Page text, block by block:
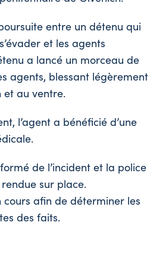
entre un détenu qui
et les agents
a lancé un morceau de
agents, blessant légèrement
et au ventre.
l’agent a bénéficié d’une
de l’incident et la police
sur place.
cours afin de déterminer les
des faits.